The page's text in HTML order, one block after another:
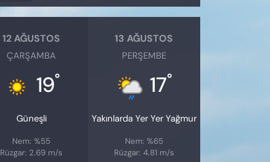
12 AĞUSTOS
ÇARŞAMBA
19°
Güneşli
Nem: %55
Rüzgar: 2.69 m/s
13 AĞUSTOS
PERŞEMBE
17°
Yakınlarda Yer Yer Yağmur
Nem: %65
Rüzgar: 4.81 m/s